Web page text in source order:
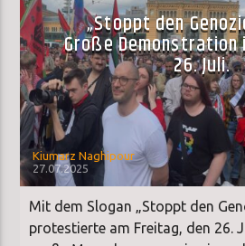
„Stoppt den
Große Demonstration
26. Juli.
Kiumarz Naghipour
27.07.2025
Mit dem Slogan „Stoppt den
protestierte am Freitag, den 26.